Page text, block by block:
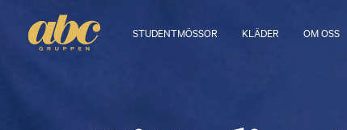
STUDENTMÖSSOR KLÄDER OM OSS